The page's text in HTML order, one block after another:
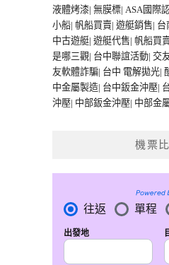
液體烤漆| 無膜標| ASA國際
小船| 帆船買賣| 遊艇銷售| 台
中古遊艇| 遊艇代售| 帆船買
是哪三觀| 台中聯誼活動| 交
友軟體詐騙| 台中 電解拋光|
中金屬製造| 台中鈑金沖壓|
沖壓| 中部鈑金沖壓| 中部金
機票